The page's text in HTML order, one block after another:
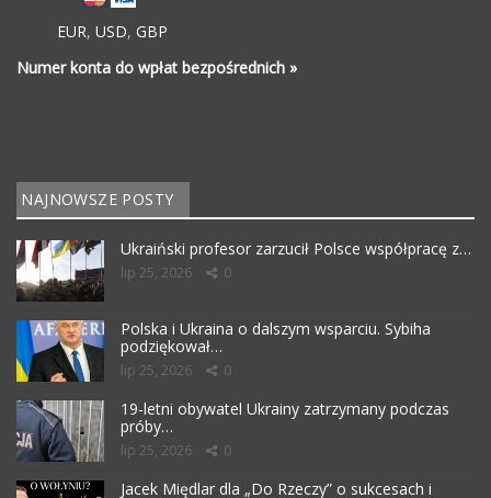
EUR, USD, GBP
Numer konta do wpłat bezpośrednich »
NAJNOWSZE POSTY
Ukraiński profesor zarzucił Polsce współpracę z…
lip 25, 2026 0
Polska i Ukraina o dalszym wsparciu. Sybiha
podziękował…
lip 25, 2026 0
19-letni obywatel Ukrainy zatrzymany podczas
próby…
lip 25, 2026 0
Jacek Międlar dla „Do Rzeczy” o sukcesach i